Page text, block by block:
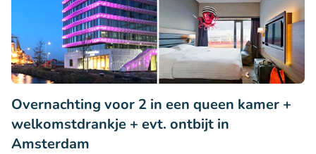
Overnachting voor 2 in een queen kamer +
welkomstdrankje + evt. ontbijt in
Amsterdam